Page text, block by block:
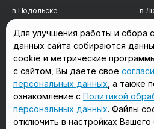
в Подольске в
в Мытищах в
в Реутове в
в Балашихе в
в Сергиевом Посаде в
Мы в соцсетях
Для улучшения работы и сбора
данных сайта собираются
cookie и метрические
с сайтом, Вы даете свое
персональных данных , а также
ознакомление с Политикой
персональных данных. Файлы
отключить в настройках Вашего